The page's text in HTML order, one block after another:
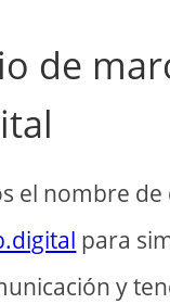
de
el nombre
para
y